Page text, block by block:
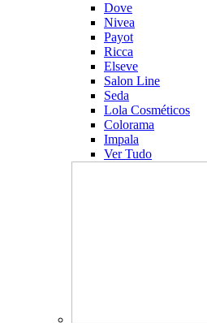
Dove
Nivea
Payot
Ricca
Elseve
Salon Line
Seda
Lola Cosméticos
Colorama
Impala
Ver Tudo